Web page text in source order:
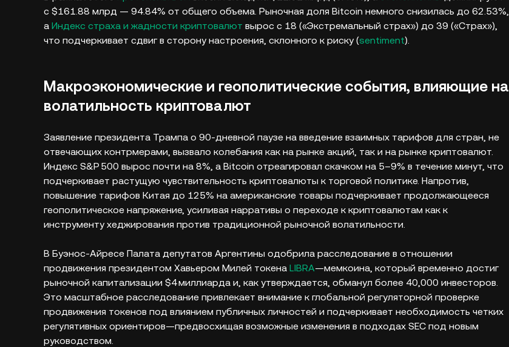
с $161.88 млрд — 94.84% от общего объема. Рыночная доля Bitcoin немного снизилась до 62.53%,
а Индекс страха и жадности криптовалют вырос с 18 («Экстремальный страх») до 39 («Страх»),
что подчеркивает сдвиг в сторону настроения, склонного к риску (sentiment).
Макроэкономические и геополитические события, влияющие на
волатильность криптовалют
Заявление президента Трампа о 90‑дневной паузе на введение взаимных тарифов для стран, не
отвечающих контрмерами, вызвало колебания как на рынке акций, так и на рынке криптовалют.
Индекс S&P 500 вырос почти на 8%, а Bitcoin отреагировал скачком на 5–9% в течение минут, что
подчеркивает растущую чувствительность криптовалюты к торговой политике. Напротив,
повышение тарифов Китая до 125% на американские товары подчеркивает продолжающееся
геополитическое напряжение, усиливая нарративы о переходе к криптовалютам как к
инструменту хеджирования против традиционной рыночной волатильности.
В Буэнос-Айресе Палата депутатов Аргентины одобрила расследование в отношении
продвижения президентом Хавьером Милей токена LIBRA—мемкоина, который временно достиг
рыночной капитализации $4 миллиарда и, как утверждается, обманул более 40,000 инвесторов.
Это масштабное расследование привлекает внимание к глобальной регуляторной проверке
продвижения токенов под влиянием публичных личностей и подчеркивает необходимость четких
регулятивных ориентиров—предвосхищая возможные изменения в подходах SEC под новым
руководством.